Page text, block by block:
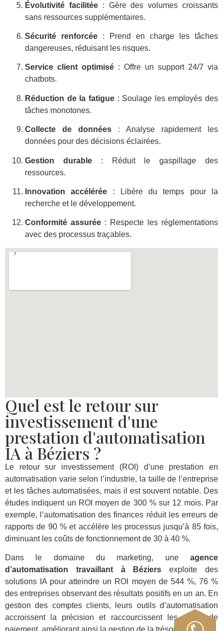
Évolutivité facilitée: Gère des volumes croissants
sans ressources supplémentaires.
Sécurité renforcée : Prend en charge les tâches
dangereuses, réduisant les risques.
Service client optimisé : Offre un support 24/7 via
chatbots.
Réduction de la fatigue: Soulage les employés des
tâches monotones.
Collecte de données : Analyse rapidement les
données pour des décisions éclairées.
Gestion durable: Réduit le gaspillage des
ressources.
Innovation accélérée : Libère du temps pour la
recherche et le développement.
Conformité assurée : Respecte les réglementations
avec des processus traçables.
Quel est le retour sur
investissement d'une
prestation d'automatisation
IA à Béziers ?
Le retour sur investissement (ROI) d’une prestation en
automatisation varie selon l’industrie, la taille de l’entreprise
et les tâches automatisées, mais il est souvent notable. Des
études indiquent un ROI moyen de 300 % sur 12 mois. Par
exemple, l’automatisation des finances réduit les erreurs de
rapports de 90 % et accélère les processus jusqu’à 85 fois,
diminuant les coûts de fonctionnement de 30 à 40 %.
Dans le domaine du marketing, une agence
d’automatisation travaillant à Béziers exploite des
solutions IA pour atteindre un ROI moyen de 544 %, 76 %
des entreprises observant des résultats positifs en un an. En
gestion des comptes clients, leurs outils d’automatisation
accroissent la précision et raccourcissent les délais de